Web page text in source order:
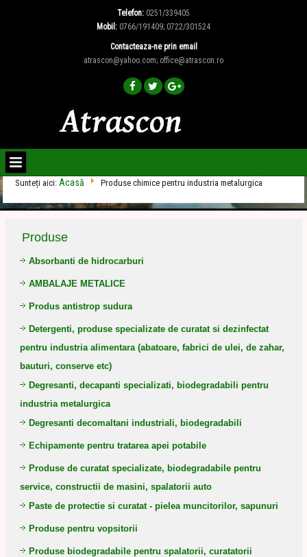
Telefon: 0251/339405
Mobil: 0766/191409; 0722/301524
Contacteaza-ne prin email
atrascon@yahoo.com; office@atrascon.ro
Sunteți aici: Acasă Produse chimice pentru industria metalurgica
Produse
Absorbanti de hidrocarburi
AMBALAJE METALICE
Produs antistrop sudura
Detergenti, produse specializate de curatat si dezinfectat
pentru industria alimentara (abatoare, fabrici de ulei, de zahar,
bauturi, conserve etc)
Degresanti, decapanti specializati, biodegradabili pentru
industria metalurgica
Degresanti decomaltani industriali, biodegradabili
Echipamente pentru tratarea apei potabile
Produse de curatat specializate, biodegradabile pentru
service, constructii de masini, spalatorii auto
Paste de protectie si curatat - pielea muncitorilor, sapunuri
Produse pentru vopsitorii
Produse biodegradabile pentru spalatorii, curatatorii